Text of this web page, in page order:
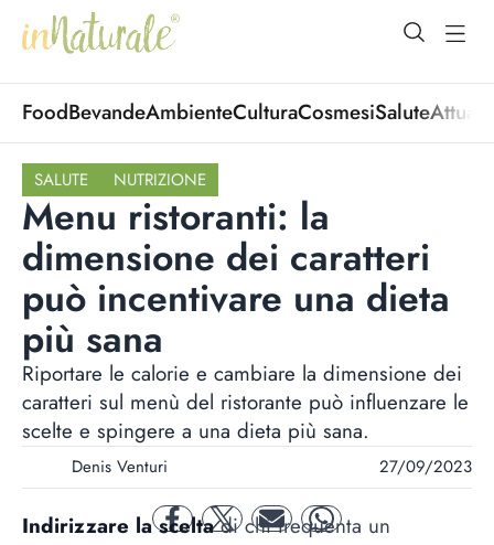
open
FoodBevandeAmbienteCulturaCosmesiSalute
SALUTE NUTRIZIONE
Menu ristoranti: la
dimensione dei caratteri
può incentivare una dieta
più sana
Riportare le calorie e cambiare la dimensione dei
caratteri sul menù del ristorante può influenzare le
scelte e spingere a una dieta più sana.
Denis Venturi 27/09/2023
facebooktwitter mail whatsapp
Indirizzare la sceltadi chi frequenta un